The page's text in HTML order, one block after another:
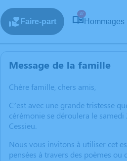
Faire-part
37
Hommages
Message de la famille
Chère famille, chers amis,
C’est avec une grande tristesse
cérémonie se déroulera le
Cessieu.
Nous vous invitons à utiliser cet
pensées à travers des poèmes